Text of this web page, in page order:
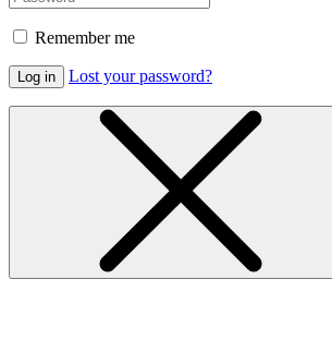
Remember me
Log in Lost your password?